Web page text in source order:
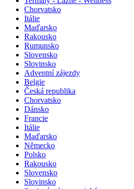
Chorvatsko
Itálie
Maďarsko
Rakousko
Rumunsko
Slovensko
Slovinsko
Adventní zájezdy
Belgie
Česká republika
Chorvatsko
Dánsko
Francie
Itálie
Maďarsko
Německo
Polsko
Rakousko
Slovensko
Slovinsko